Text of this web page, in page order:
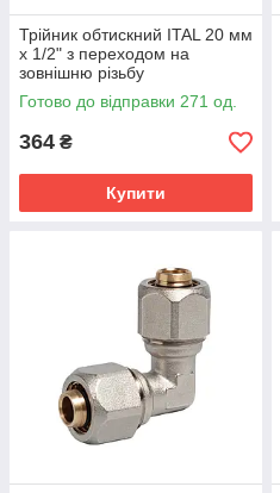
Трійник обтискний ITAL 20 мм
х 1/2" з переходом на
зовнішню різьбу
Готово до відправки 271 од.
364 ₴
Купити